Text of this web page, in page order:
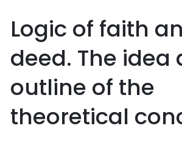
Logic of faith
deed. The idea
outline of the
theoretical